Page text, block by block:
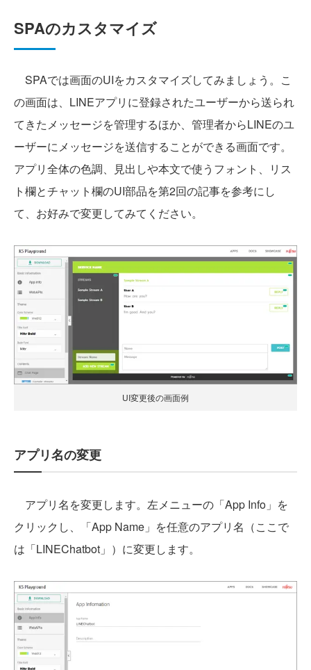
SPAのカスタマイズ
SPAでは画面のUIをカスタマイズしてみましょう。こ
の画面は、LINEアプリに登録されたユーザーから送られ
てきたメッセージを管理するほか、管理者からLINEのユ
ーザーにメッセージを送信することができる画面です。
アプリ全体の色調、見出しや本文で使うフォント、リス
ト欄とチャット欄のUI部品を第2回の記事を参考にし
て、お好みで変更してみてください。
UI変更後の画面例
アプリ名の変更
アプリ名を変更します。左メニューの「App Info」を
クリックし、「App Name」を任意のアプリ名（ここで
は「LINEChatbot」）に変更します。